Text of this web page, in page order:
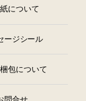
について
ージシール
包について